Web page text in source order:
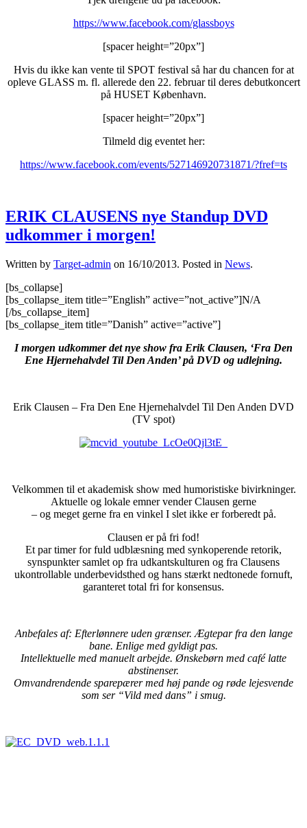
https://www.facebook.com/glassboys
[spacer height=”20px”]
Hvis du ikke kan vente til SPOT festival så har du chancen for at
opleve GLASS m. fl. allerede den 22. februar til deres debutkoncert
på HUSET København.
[spacer height=”20px”]
Tilmeld dig eventet her:
https://www.facebook.com/events/527146920731871/?fref=ts
ERIK CLAUSENS nye Standup DVD
udkommer i morgen!
Written by Target-admin on 16/10/2013. Posted in News.
[bs_collapse]
[bs_collapse_item title=”English” active=”not_active”]N/A
[/bs_collapse_item]
[bs_collapse_item title=”Danish” active=”active”]
I morgen udkommer det nye show fra Erik Clausen, ‘Fra Den
Ene Hjernehalvdel Til Den Anden’ på DVD og udlejning.
Erik Clausen – Fra Den Ene Hjernehalvdel Til Den Anden DVD
(TV spot)
Velkommen til et akademisk show med humoristiske bivirkninger.
Aktuelle og lokale emner vender Clausen gerne
– og meget gerne fra en vinkel I slet ikke er forberedt på.
Clausen er på fri fod!
Et par timer for fuld udblæsning med synkoperende retorik,
synspunkter samlet op fra udkantskulturen og fra Clausens
ukontrollable underbevidsthed og hans stærkt nedtonede fornuft,
garanteret total fri for konsensus.
Anbefales af: Efterlønnere uden grænser. Ægtepar fra den lange
bane. Enlige med gyldigt pas.
Intellektuelle med manuelt arbejde. Ønskebørn med café latte
abstinenser.
Omvandrendende sparepærer med høj pande og røde lejesvende
som ser “Vild med dans” i smug.